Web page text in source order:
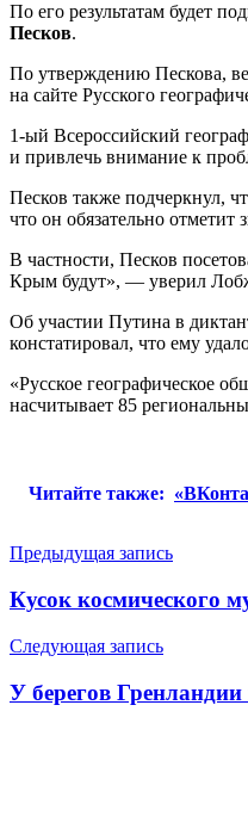
По его результатам будет
Песков.
По утверждению Пескова,
на сайте Русского
1-ый Всероссийский
и привлечь внимание к
Песков также подчеркнул,
что он обязательно отметит
В частности, Песков
Крым будут», — уверил
Об участии Путина в
констатировал, что ему
«Русское географическое
насчитывает 85
Читайте также:
Навигация
по
записям
Предыдущая запись
Кусок космического
Следующая запись
У берегов